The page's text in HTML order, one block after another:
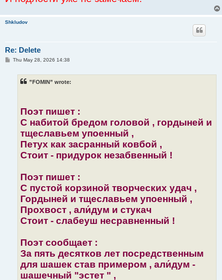
Shkludov
Re: Delete
PThu May 28, 2026 14:38
”FOMIN” wrote:
Поэт пишет :
С набитой бредом головой , гордыней и
тщеславьем упоенный ,
Петух как засранный ковбой ,
Стоит - придурок незабвенный !
Поэт пишет :
С пустой корзиной творческих удач ,
Гордыней и тщеславьем упоенный ,
Прохвост , али́дум и стукач
Стоит - слабеуш несравненный !
Поэт сообщает :
За пять десятков лет посредственным
для шашек став примером , али́дум -
шашечный "эстет " ,